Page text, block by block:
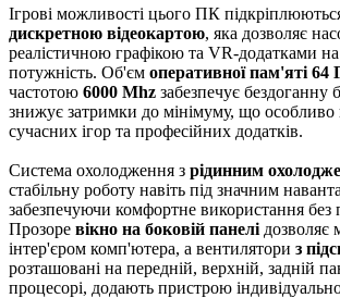
Ігрові можливості цього ПК
дискретною відеокартою, яка дозволяє
реалістичною графікою та VR-додатками
потужність. Об'єм оперативної пам'яті 64
частотою 6000 Mhz забезпечує бездоганну
знижує затримки до мінімуму, що
сучасних ігор та професійних додатків.
Система охолодження з рідинним
стабільну роботу навіть під значним
забезпечуючи комфортне використання без
Прозоре вікно на боковій панелі дозволяє
інтер'єром комп'ютера, а вентилятори з
розташовані на передній, верхній, задній
процесорі, додають пристрою